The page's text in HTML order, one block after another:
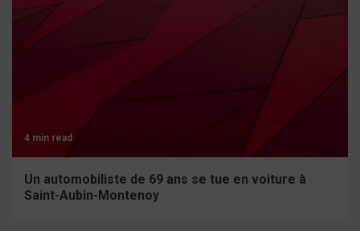
4 min read
Un automobiliste de 69 ans se tue en voiture à
Saint-Aubin-Montenoy